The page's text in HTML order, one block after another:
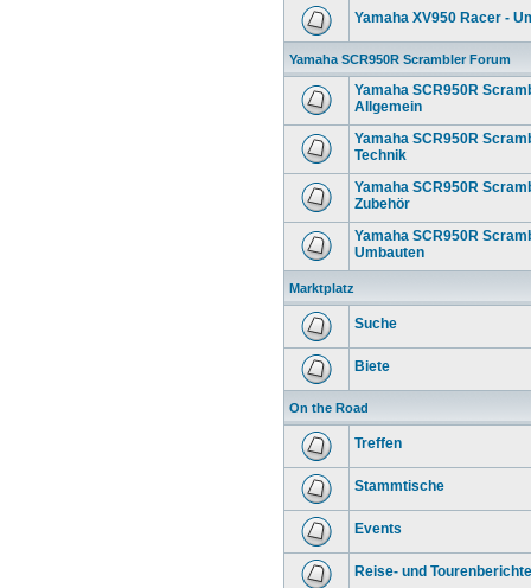
Yamaha XV950 Racer -
Yamaha SCR950R Scrambler Forum
Yamaha SCR950R
Allgemein
Yamaha SCR950R
Technik
Yamaha SCR950R
Zubehör
Yamaha SCR950R
Umbauten
Marktplatz
Suche
Biete
On the Road
Treffen
Stammtische
Events
Reise- und Tourenberichte